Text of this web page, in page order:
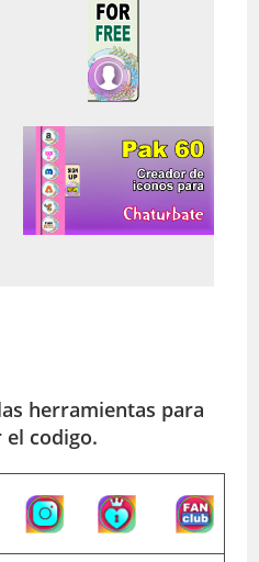
herramientas para
el codigo.